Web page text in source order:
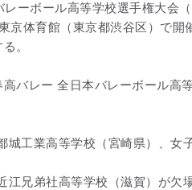
レーボール高等学校選手権大会
京体育館（東京都渋谷区）で
。
バレー 全日本バレーボール高
城工業高等学校（宮崎県）、女
江兄弟社高等学校（滋賀）が欠